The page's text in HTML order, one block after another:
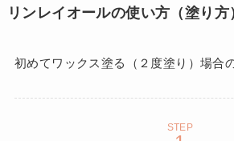
リンレイオールの使い方（塗り方
初めてワックス塗る（２度塗り）場合
STEP